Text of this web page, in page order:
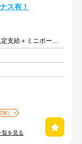
ス有！
時給1075円～＋交通費規定支給＋ミニボーナス年4回＋決算手当
）
を見る